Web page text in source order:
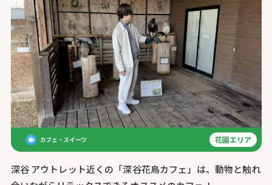
カフェ・スイーツ 花園エリア
深谷 アウトレット近くの「深谷花鳥カフェ」は、動物と触れ